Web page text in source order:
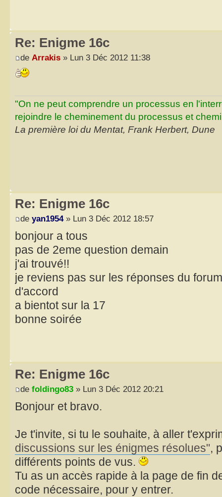
Re: Enigme 16c
de Arrakis » Lun 3 Déc 2012 11:38
"On ne peut comprendre un processus en
rejoindre le cheminement du processus et
La première loi du Mentat, Frank Herbert, Dune
Re: Enigme 16c
de yan1954» Lun 3 Déc 2012 18:57
bonjour a tous
pas de 2eme question demain
j'ai trouvé!!
je reviens pas sur les réponses du
d'accord
a bientot sur la 17
bonne soirée
Re: Enigme 16c
de foldingo83 » Lun 3 Déc 2012 20:21
Bonjour et bravo.
Je t'invite, si tu le souhaite, à aller
discussions sur les énigmes résolues",
différents points de vus.
Tu as un accès rapide à la page de fin
code nécessaire, pour y entrer.